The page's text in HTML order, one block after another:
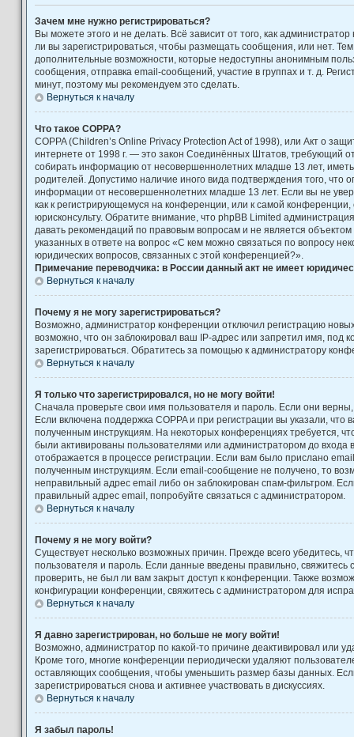
Зачем мне нужно регистрироваться?
Вы можете этого и не делать. Всё зависит от того, как
ли вы зарегистрироваться, чтобы размещать сообщения, или нет.
дополнительные возможности, которые недоступны анонимным
сообщения, отправка email-сообщений, участие в группах и т. д.
минут, поэтому мы рекомендуем это сделать.
Вернуться к началу
Что такое COPPA?
COPPA (Children’s Online Privacy Protection Act of 1998), или Акт о
интернете от 1998 г. — это закон Соединённых Штатов, требующий
собирать информацию от несовершеннолетних младше 13 лет, иметь
родителей. Допустимо наличие иного вида подтверждения того, что
информации от несовершеннолетних младше 13 лет. Если вы не
как к регистрирующемуся на конференции, или к самой
юрисконсульту. Обратите внимание, что phpBB Limited
давать рекомендаций по правовым вопросам и не является
указанных в ответе на вопрос «С кем можно связаться по вопросу
юридических вопросов, связанных с этой конференцией?».
Примечание переводчика: в России данный акт не имеет
Вернуться к началу
Почему я не могу зарегистрироваться?
Возможно, администратор конференции отключил регистрацию
возможно, что он заблокировал ваш IP-адрес или запретил имя, под
зарегистрироваться. Обратитесь за помощью к администратору
Вернуться к началу
Я только что зарегистрировался, но не могу войти!
Сначала проверьте свои имя пользователя и пароль. Если они
Если включена поддержка COPPA и при регистрации вы указали, что
полученным инструкциям. На некоторых конференциях требуется,
были активированы пользователями или администратором до входа
отображается в процессе регистрации. Если вам было прислано
полученным инструкциям. Если email-сообщение не получено, то
неправильный адрес email либо он заблокирован спам-фильтром.
правильный адрес email, попробуйте связаться с администратором.
Вернуться к началу
Почему я не могу войти?
Существует несколько возможных причин. Прежде всего убедитесь,
пользователя и пароль. Если данные введены правильно, свяжитесь
проверить, не был ли вам закрыт доступ к конференции. Также
конфигурации конференции, свяжитесь с администратором для
Вернуться к началу
Я давно зарегистрирован, но больше не могу войти!
Возможно, администратор по какой-то причине деактивировал или
Кроме того, многие конференции периодически удаляют
оставляющих сообщения, чтобы уменьшить размер базы данных.
зарегистрироваться снова и активнее участвовать в дискуссиях.
Вернуться к началу
Я забыл пароль!